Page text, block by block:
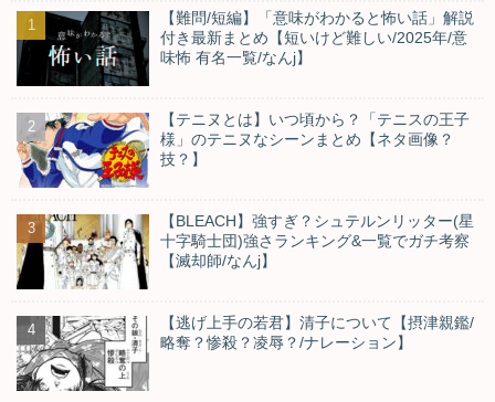
【難問/短編】「意味がわかると怖い話」解説
付き最新まとめ【短いけど難しい/2025年/意
味怖 有名一覧/なんj】
【テニヌとは】いつ頃から？「テニスの王子
様」のテニヌなシーンまとめ【ネタ画像？
技？】
【BLEACH】強すぎ？シュテルンリッター(星
十字騎士団)強さランキング&一覧でガチ考察
【滅却師/なんj】
【逃げ上手の若君】清子について【摂津親鑑/
略奪？惨殺？凌辱？/ナレーション】